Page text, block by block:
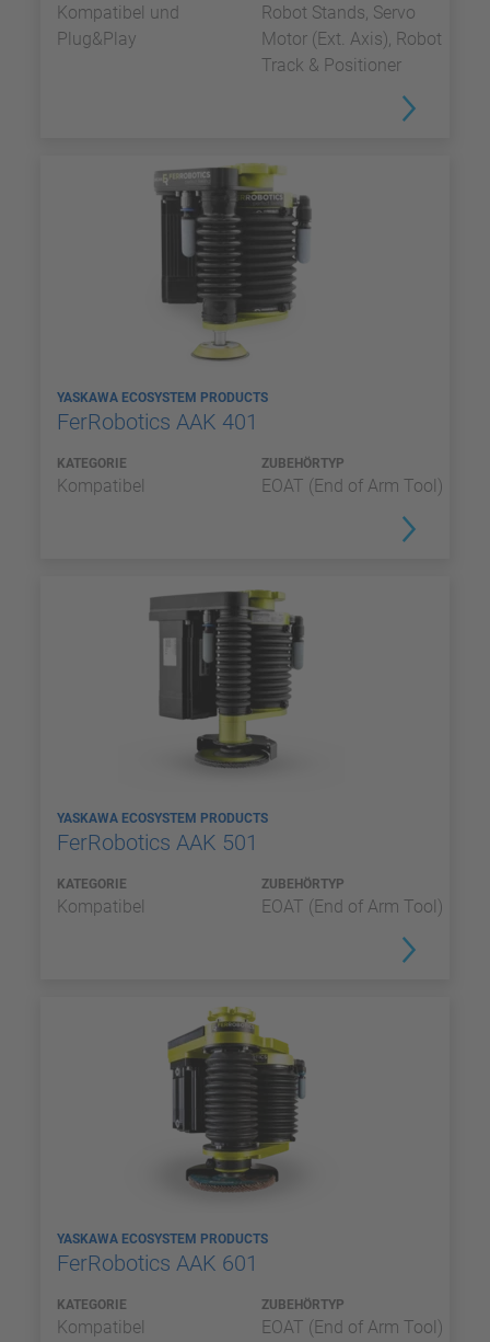
Kompatibel und
Plug&Play
Robot Stands, Servo
Motor (Ext. Axis), Robot
Track & Positioner
YASKAWA ECOSYSTEM PRODUCTS
FerRobotics AAK 401
KATEGORIE
Kompatibel
ZUBEHÖRTYP
EOAT (End of Arm Tool)
YASKAWA ECOSYSTEM PRODUCTS
FerRobotics AAK 501
KATEGORIE
Kompatibel
ZUBEHÖRTYP
EOAT (End of Arm Tool)
YASKAWA ECOSYSTEM PRODUCTS
FerRobotics AAK 601
KATEGORIE
Kompatibel
ZUBEHÖRTYP
EOAT (End of Arm Tool)